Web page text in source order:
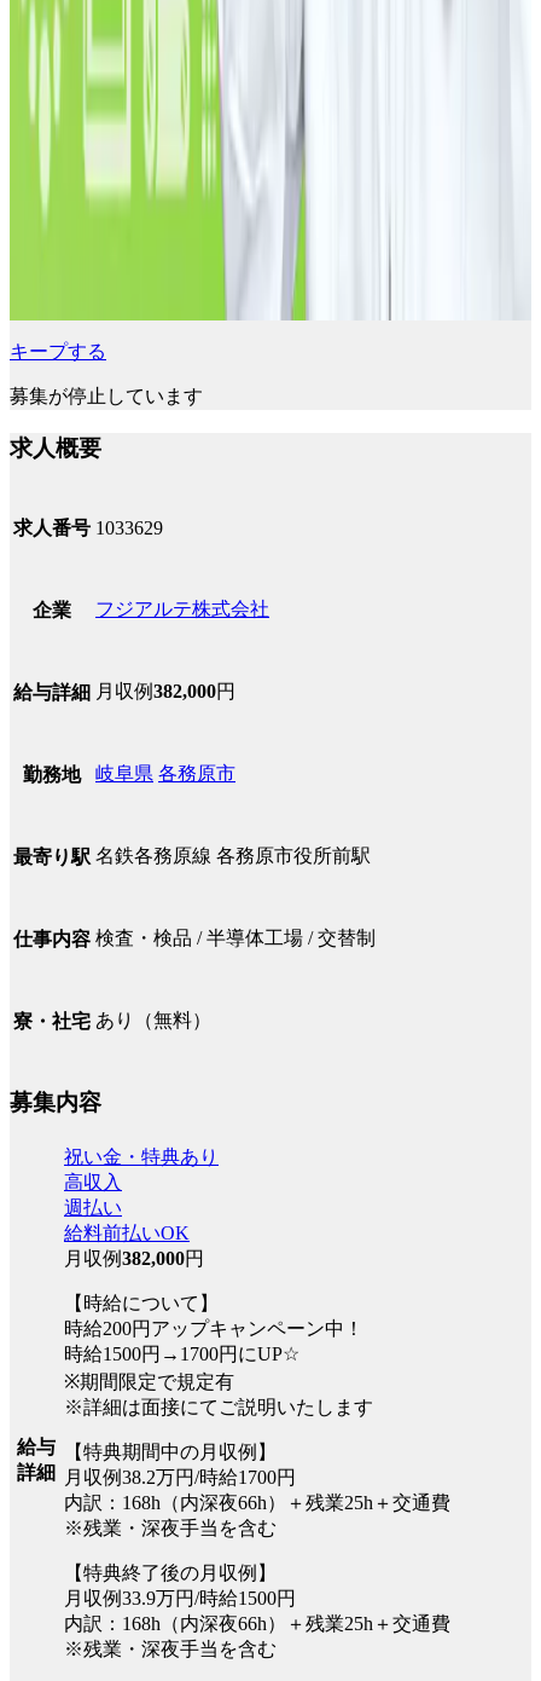
キープする
募集が停止しています
求人概要
求人番号 1033629
企業 フジアルテ株式会社
給与詳細 月収例382,000円
勤務地 岐阜県 各務原市
最寄り駅 名鉄各務原線 各務原市役所前駅
仕事内容 検査・検品 / 半導体工場 / 交替制
寮・社宅 あり（無料）
募集内容
給与
詳細
祝い金・特典あり
高収入
週払い
給料前払いOK
月収例382,000円
【時給について】
時給200円アップキャンペーン中！
時給1500円→1700円にUP☆
※期間限定で規定有
※詳細は面接にてご説明いたします
【特典期間中の月収例】
月収例38.2万円/時給1700円
内訳：168h（内深夜66h）＋残業25h＋交通費
※残業・深夜手当を含む
【特典終了後の月収例】
月収例33.9万円/時給1500円
内訳：168h（内深夜66h）＋残業25h＋交通費
※残業・深夜手当を含む